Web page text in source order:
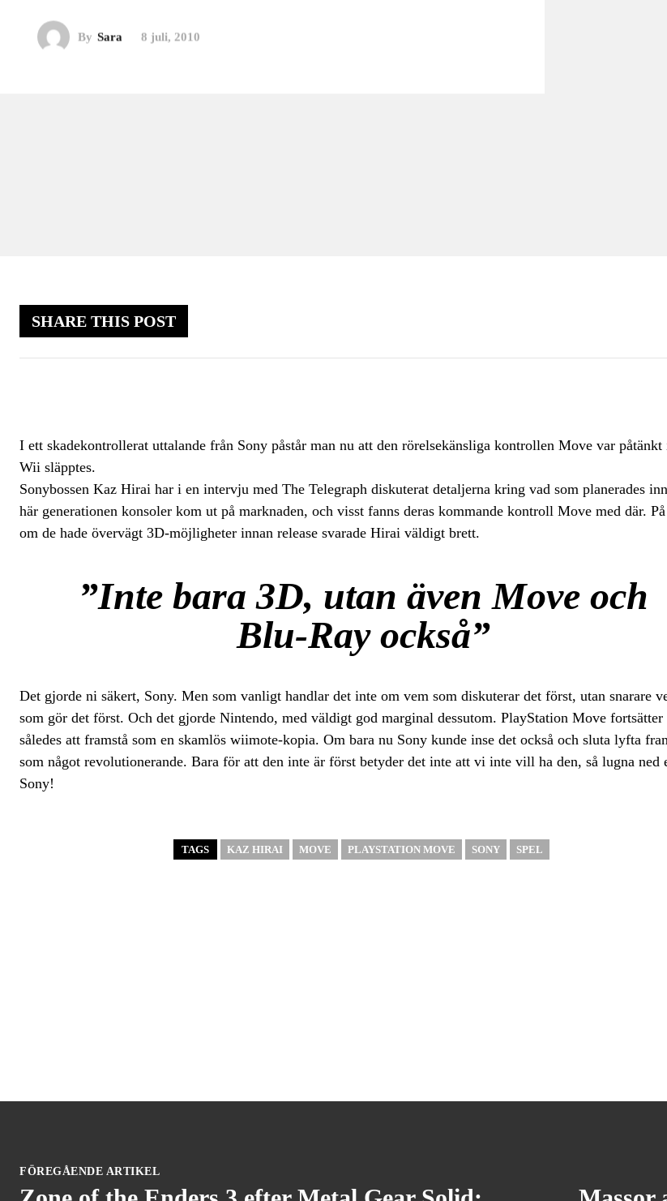
By Sara 8 juli, 2010
SHARE THIS POST
I ett skadekontrollerat uttalande från Sony påstår man nu att den rörelsekänsliga kontrollen Move var påtänkt
Wii släpptes.
Sonybossen Kaz Hirai har i en intervju med The Telegraph diskuterat detaljerna kring vad som planerades
här generationen konsoler kom ut på marknaden, och visst fanns deras kommande kontroll Move med där.
om de hade övervägt 3D-möjligheter innan release svarade Hirai väldigt brett.
”Inte bara 3D, utan även Move och
Blu-Ray också”
Det gjorde ni säkert, Sony. Men som vanligt handlar det inte om vem som diskuterar det först, utan snarare
som gör det först. Och det gjorde Nintendo, med väldigt god marginal dessutom. PlayStation Move fortsätter
således att framstå som en skamlös wiimote-kopia. Om bara nu Sony kunde inse det också och sluta lyfta
som något revolutionerande. Bara för att den inte är först betyder det inte att vi inte vill ha den, så lugna ned
Sony!
TAGS KAZ HIRAI MOVE PLAYSTATION MOVE SONY SPEL
FÖREGÅENDE ARTIKEL